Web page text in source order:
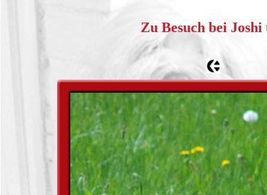
Zu Besuch bei